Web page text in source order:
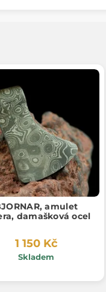
amulet
damašková ocel
1 150 Kč
Skladem